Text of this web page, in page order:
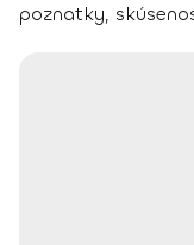
poznatky,